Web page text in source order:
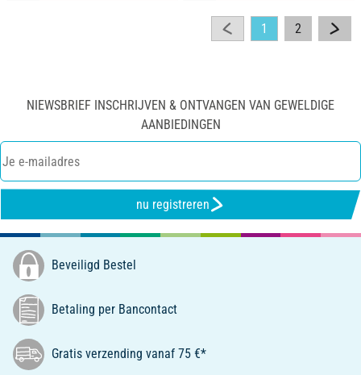
1 2
NIEWSBRIEF INSCHRIJVEN & ONTVANGEN VAN GEWELDIGE
AANBIEDINGEN
nu registreren
Beveiligd Bestel
Betaling per Bancontact
Gratis verzending vanaf 75 €*